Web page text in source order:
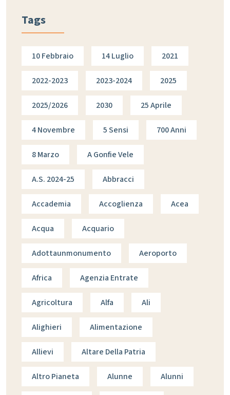
Tags
10 Febbraio 14 Luglio 2021
2022-2023 2023-2024 2025
2025/2026 2030 25 Aprile
4 Novembre 5 Sensi 700 Anni
8 Marzo A Gonfie Vele
A.s. 2024-25 Abbracci
Accademia Accoglienza Acea
Acqua Acquario
Adottaunmonumento Aeroporto
Africa Agenzia Entrate
Agricoltura Alfa Ali
Alighieri Alimentazione
Allievi Altare Della Patria
Altro Pianeta Alunne Alunni